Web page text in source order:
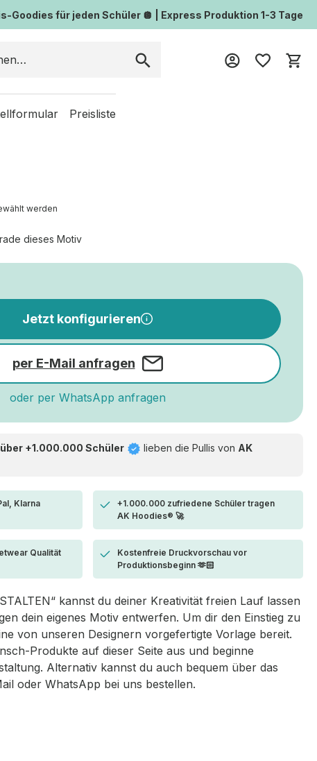
Goodies für jeden Schüler 🪩 | Express Produktion 1-3 Tage
Preisliste
werden
dieses Motiv
Jetzt konfigurieren
per E-Mail anfragen
oder per WhatsApp anfragen
über +1.000.000 Schüler lieben die Pullis von AK
Klarna
+1.000.000 zufriedene Schüler tragen
AK Hoodies® 🚀
Qualität
Kostenfreie Druckvorschau vor
Produktionsbeginn 🫶🏻
kannst du deiner Kreativität freien Lauf lassen
dein eigenes Motiv entwerfen. Um dir den Einstieg zu
von unseren Designern vorgefertigte Vorlage bereit.
Produkte auf dieser Seite aus und beginne
Alternativ kannst du auch bequem über das
oder WhatsApp bei uns bestellen.